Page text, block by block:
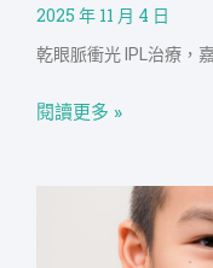
2025 年 11 月 4 日
閱讀更多 »